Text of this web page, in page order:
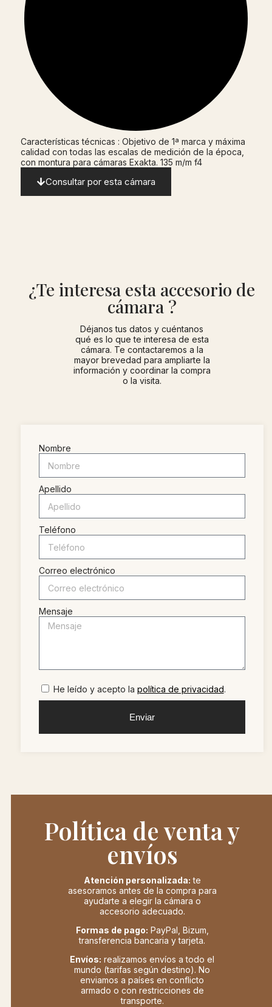
Características técnicas : Objetivo de 1ª marca y máxima
calidad con todas las escalas de medición de la época,
con montura para cámaras Exakta. 135 m/m f4
Consultar por esta cámara
¿Te interesa esta accesorio de
cámara ?
Déjanos tus datos y cuéntanos
qué es lo que te interesa de esta
cámara. Te contactaremos a la
mayor brevedad para ampliarte la
información y coordinar la compra
o la visita.
Nombre
Apellido
Teléfono
Correo electrónico
Mensaje
He leído y acepto la política de privacidad.
Enviar
Política de venta y
envíos
Atención personalizada: te
asesoramos antes de la compra para
ayudarte a elegir la cámara o
accesorio adecuado.
Formas de pago: PayPal, Bizum,
transferencia bancaria y tarjeta.
Envíos: realizamos envíos a todo el
mundo (tarifas según destino). No
enviamos a países en conflicto
armado o con restricciones de
transporte.